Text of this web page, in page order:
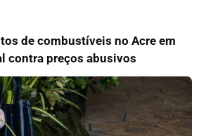
de combustíveis no Acre em
contra preços abusivos